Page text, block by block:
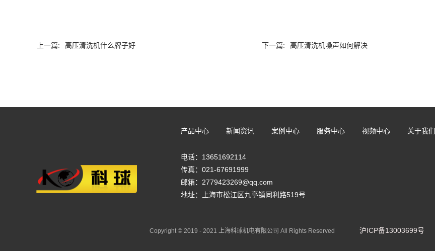
上一篇: 高压清洗机什么牌子好 下一篇: 高压清洗机噪声如何解决
产品中心 新闻资讯 案例中心 服务中心 视频中心 关于我们
电话：13651692114
传真：021-67691999
邮箱：2779423269@qq.com
地址：上海市松江区九亭镇同利路519号
Copyright © 2019 - 2021 上海科球机电有限公司 All Rights Reserved 沪ICP备13003699号